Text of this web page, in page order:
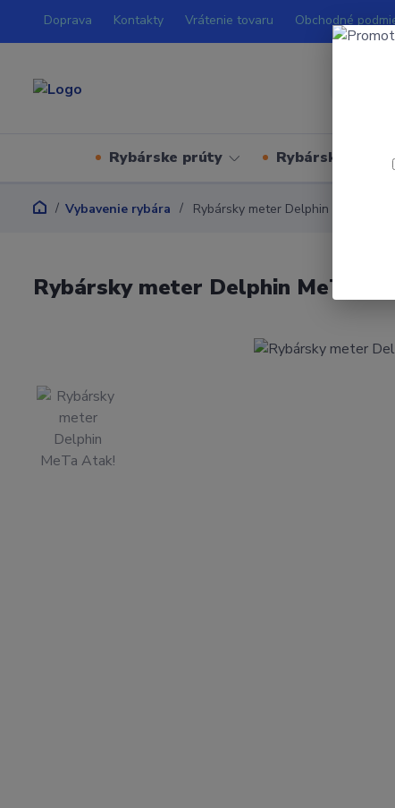
Doprava Kontakty Vrátenie tovaru Obchodné
Rybárske prúty Rybárske
Vybavenie rybára Rybársky meter Delphin MeTa Atak!
Rybársky meter Delphin MeTa